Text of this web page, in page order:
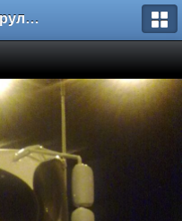
Форум "За рулем"